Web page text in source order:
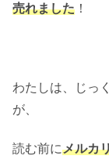
売れました ！
わたしは、じっ
が、
読む前にメルカ